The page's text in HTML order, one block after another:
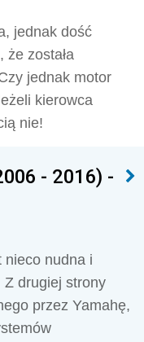
jednak dość
że została
jednak motor
kierowca
nie!
- 2016) -
nieco nudna i
drugiej strony
przez Yamahę,